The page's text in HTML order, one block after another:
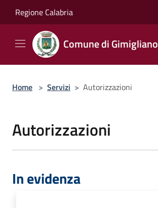
Regione Calabria
Comune di Gimigliano
Home > Servizi > Autorizzazioni
Autorizzazioni
In evidenza